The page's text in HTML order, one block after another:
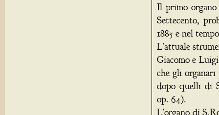
Il primo organo
Settecento,
1885 e nel
L'attuale
Giacomo e
che gli
dopo quelli di
op. 64).
L'organo di